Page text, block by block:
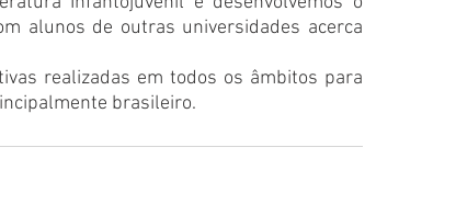
alunos de outras universidades acerca
realizadas em todos os âmbitos para
brasileiro.